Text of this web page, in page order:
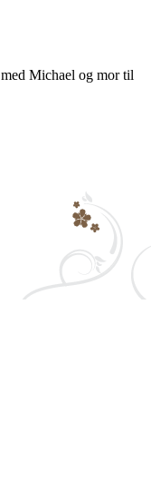
Michael og mor til